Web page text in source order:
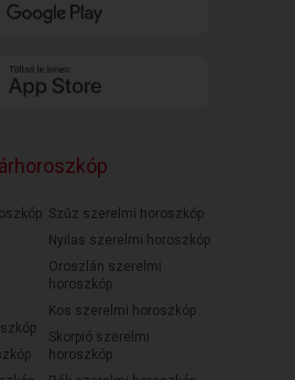
Szűz szerelmi horoszkóp
Nyilas szerelmi horoszkóp
Oroszlán szerelmi
horoszkóp
Kos szerelmi horoszkóp
Skorpió szerelmi
horoszkóp